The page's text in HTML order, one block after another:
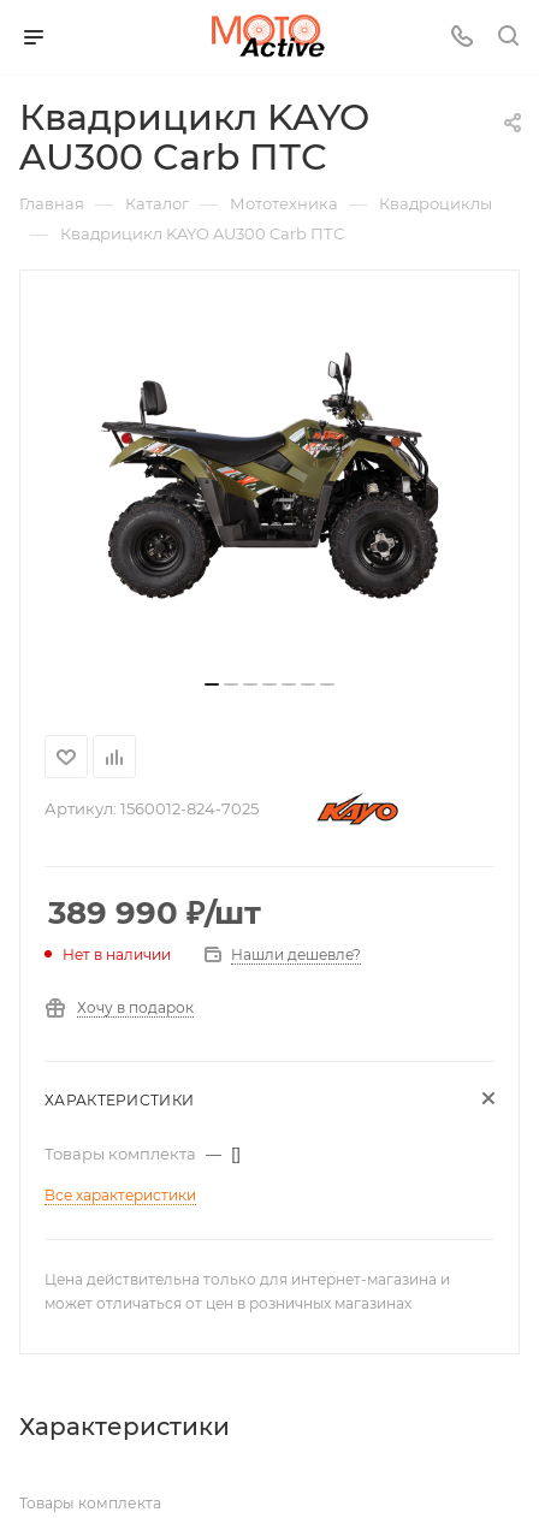
Квадрицикл KAYO
AU300 Carb ПТС
Главная — Каталог — Мототехника — Квадроциклы
— Квадрицикл KAYO AU300 Carb ПТС
Артикул: 1560012-824-7025
389 990 ₽/шт
Нет в наличии Нашли дешевле?
Хочу в подарок
ХАРАКТЕРИСТИКИ
Товары комплекта — []
Все характеристики
Цена действительна только для интернет-магазина и
может отличаться от цен в розничных магазинах
Характеристики
Товары комплекта